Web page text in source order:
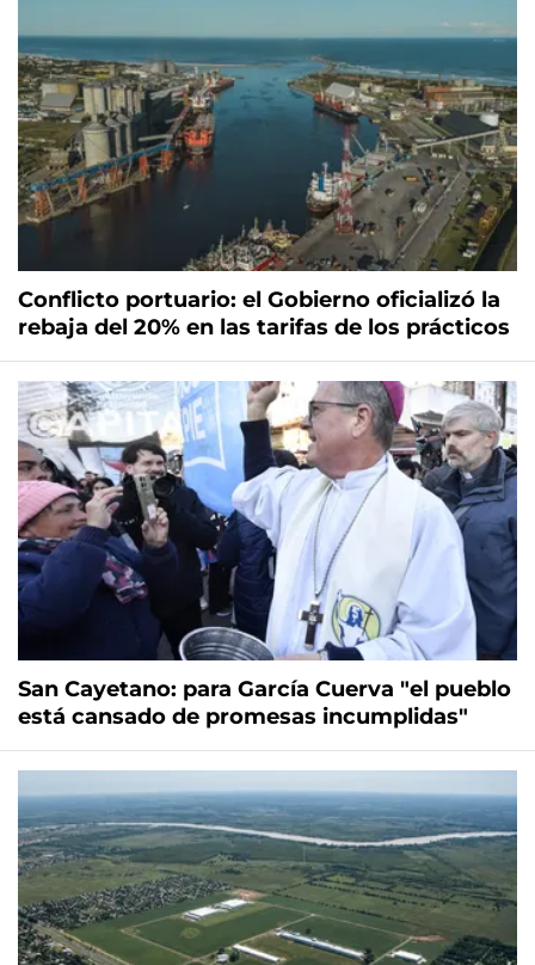
Conflicto portuario: el Gobierno oficializó la
rebaja del 20% en las tarifas de los prácticos
San Cayetano: para García Cuerva "el pueblo
está cansado de promesas incumplidas"